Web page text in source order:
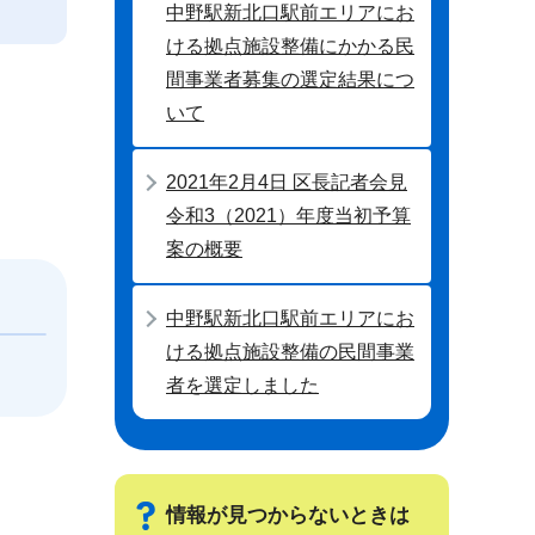
中野駅新北口駅前エリアにお
ける拠点施設整備にかかる民
間事業者募集の選定結果につ
いて
2021年2月4日 区長記者会見
令和3（2021）年度当初予算
案の概要
中野駅新北口駅前エリアにお
ける拠点施設整備の民間事業
者を選定しました
情報が見つからないときは